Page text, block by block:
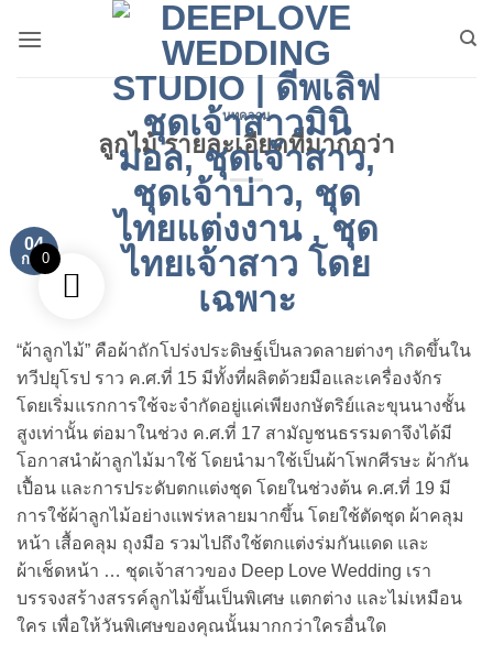
บทความ
ลูกไม้ รายละเอียดที่มากกว่า
04
ก.พ.
“ผ้าลูกไม้” คือผ้าถักโปร่งประดิษฐ์เป็นลวดลายต่างๆ เกิดขึ้นใน
ทวีปยุโรป ราว ค.ศ.ที่ 15 มีทั้งที่ผลิตด้วยมือและเครื่องจักร
โดยเริ่มแรกการใช้จะจำกัดอยู่แค่เพียงกษัตริย์และขุนนางชั้น
สูงเท่านั้น ต่อมาในช่วง ค.ศ.ที่ 17 สามัญชนธรรมดาจึงได้มี
โอกาสนำผ้าลูกไม้มาใช้ โดยนำมาใช้เป็นผ้าโพกศีรษะ ผ้ากัน
เปื้อน และการประดับตกแต่งชุด โดยในช่วงต้น ค.ศ.ที่ 19 มี
การใช้ผ้าลูกไม้อย่างแพร่หลายมากขึ้น โดยใช้ตัดชุด ผ้าคลุม
หน้า เสื้อคลุม ถุงมือ รวมไปถึงใช้ตกแต่งร่มกันแดด และ
ผ้าเช็ดหน้า … ชุดเจ้าสาวของ Deep Love Wedding เรา
บรรจงสร้างสรรค์ลูกไม้ขึ้นเป็นพิเศษ แตกต่าง และไม่เหมือน
ใคร เพื่อให้วันพิเศษของคุณนั้นมากกว่าใครอื่นใด
0